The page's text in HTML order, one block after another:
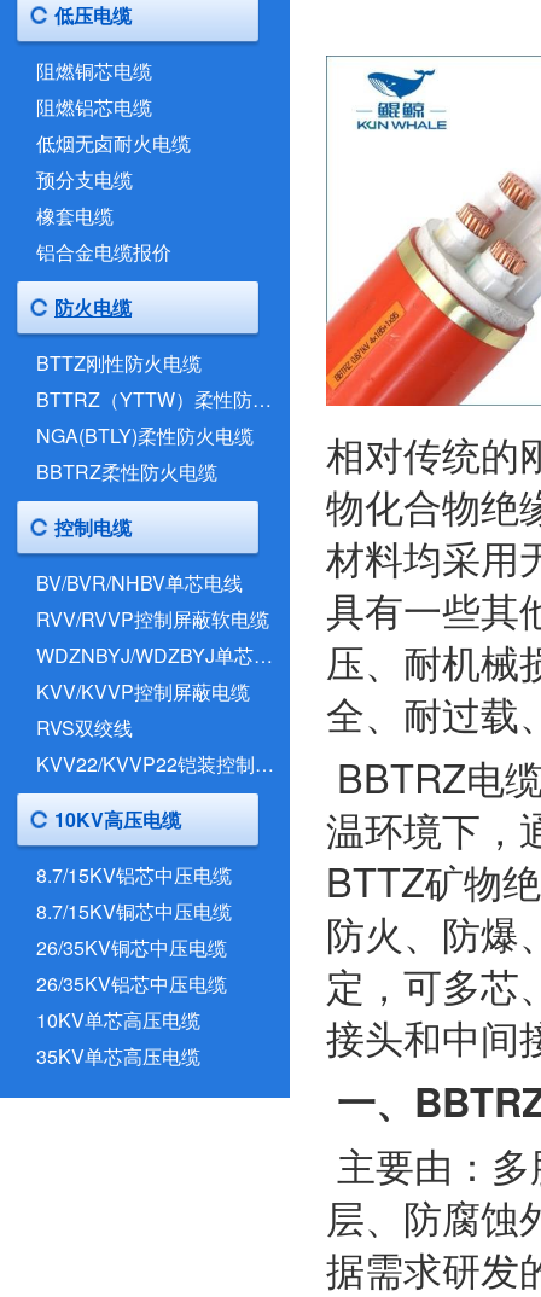
相对传统的
物化合物绝
材料均采用
具有一些其
压、耐机械
全、耐过载
BBTRZ电
温环境下，
BTTZ矿物
防火、防爆
定，可多芯
接头和中间
一、
主要由：
层、防腐蚀
据需求研发
低压电缆
阻燃铜芯电缆
阻燃铝芯电缆
低烟无卤耐火电缆
预分支电缆
橡套电缆
铝合金电缆报价
防火电缆
BTTZ刚性防火电缆
BTTRZ（YTTW）柔性防火电缆
NGA(BTLY)柔性防火电缆
BBTRZ柔性防火电缆
控制电缆
BV/BVR/NHBV单芯电线
RVV/RVVP控制屏蔽软电缆
WDZNBYJ/WDZBYJ单芯电线
KVV/KVVP控制屏蔽电缆
RVS双绞线
KVV22/KVVP22铠装控制电缆
10KV高压电缆
8.7/15KV铝芯中压电缆
8.7/15KV铜芯中压电缆
26/35KV铜芯中压电缆
26/35KV铝芯中压电缆
10KV单芯高压电缆
35KV单芯高压电缆